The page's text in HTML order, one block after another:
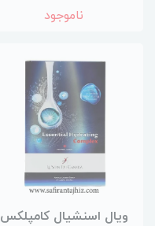
ناموجود
ویال اسنشیال کامپلکس